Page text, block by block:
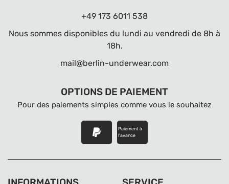
+49 173 6011 538
Nous sommes disponibles du lundi au vendredi de 8h à
18h.
mail@berlin-underwear.com
OPTIONS DE PAIEMENT
Pour des paiements simples comme vous le souhaitez
Paiement à
l'avance